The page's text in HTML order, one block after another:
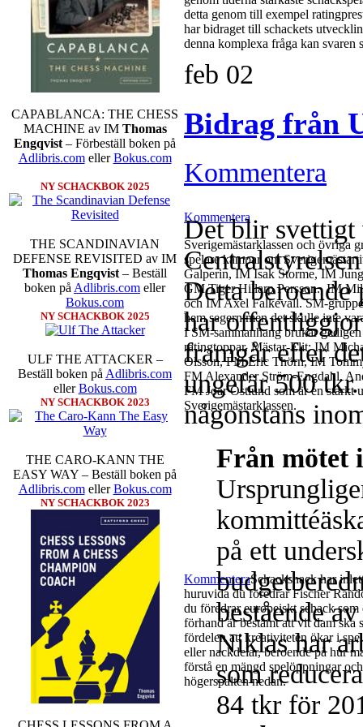
CAPABLANCA: THE CHESS
MACHINE av IM Thomas
Engqvist – Förbeställ boken på
Adlibris.comellerBokus.com
NY SCHACKBOK 2025
THE SCANDINAVIAN
DEFENSE REVISITED av IM
Thomas Engqvist – Beställ
boken på Adlibris.com eller
Bokus.com
NY SCHACKBOK 2025
ULF THE ATTACKER –
Beställ boken på Adlibris.com
ellerBokus.com
NY SCHACKBOK 2023
THE CARO-KANN THE
EASY WAY – Beställ boken på
Adlibris.comellerBokus.com
NY SCHACKBOK 2023
detta genom till exempel
har bidraget till schackets
denna komplexa fråga kan svaren
Kommentera
Sverigemästarklassen och övriga
spelare kämpar om
Galperin, IM Isak Storme, IM
GM Tiger Hillarp Persson., IM
och IM Axel Falkevall. SM-
hem segern men det skulle inte
I SM-sammanhang brukar
ratingtoppar. Mästar-Elit: IM
Olsson, FM Eric Thörn, IM
FM Alexander Ström-Engdahl,
FM Joar Östlund som är en starkt
Sverigemästarklassen.
KommenteraSchacksnack har
huruvida du föredrar Fischer
du föredrar europeiskt schack
förhand är bestämt att vit dam ska
fördelen att kreativiteten ökar i
eller nackdelar, beroende på hur
förstå en mängd spelöppningar
högerspalten nedan.
feb 02
Bidrag från
Kommentera
Det blir svettigt
Detta beroende
har
framgår efter
ungefär 500
någonstans
Från mötet
på ett
bestående
Niklas har
som
84 tkr för